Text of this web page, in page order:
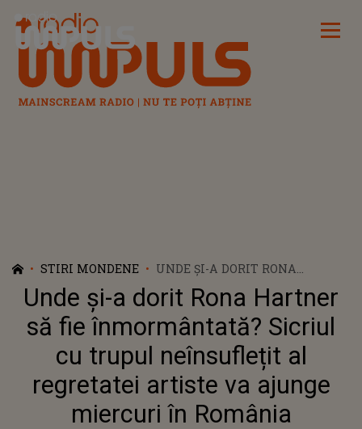
Radio Impuls
STIRI MONDENE
UNDE ȘI-A DORIT RONA
HARTNER SĂ FIE
ÎNMORMÂNTATĂ? SICRIUL CU
TRUPUL NEÎNSUFLEȚIT AL
REGRETATEI ARTISTE VA
AJUNGE MIERCURI ÎN
Unde și-a dorit Rona Hartner
să fie înmormântată? Sicriul
cu trupul neînsuflețit al
regretatei artiste va ajunge
miercuri în România